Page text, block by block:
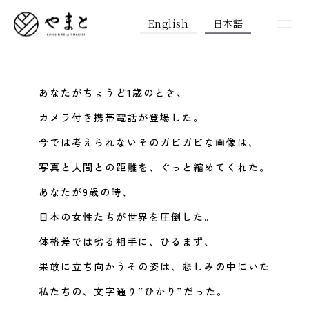
English 日本語
あなたがちょうど1歳のとき、
カメラ付き携帯電話が登場した。
今では考えられないそのガビガビな画像は、
写真と人間との距離を、ぐっと縮めてくれた。
あなたが9歳の時、
日本の女性たちが世界を圧倒した。
体格差では劣る相手に、ひるまず、
果敢に立ち向かうその姿は、悲しみの中にいた
私たちの、文字通り“ひかり”だった。